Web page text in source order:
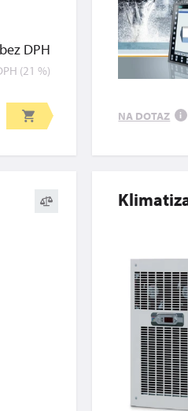
bez DPH
(21 %)
NA DOTAZ i